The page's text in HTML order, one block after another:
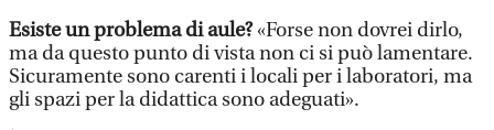
Esiste un problema di aule?«Forse non dovrei dirlo,
ma da questo punto di vista non ci si può lamentare.
Sicuramente sono carenti i locali per i laboratori, ma
gli spazi per la didattica sono adeguati».